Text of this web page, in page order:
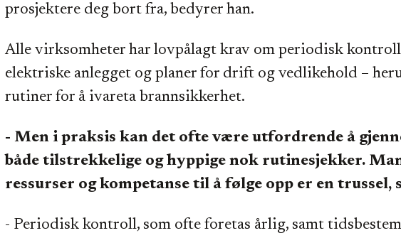
prosjektere deg bort fra, bedyrer han.
Alle virksomheter har lovpålagt krav om periodisk
elektriske anlegget og planer for drift og vedlikehold –
rutiner for å ivareta brannsikkerhet.
- Men i praksis kan det ofte være utfordrende å
både tilstrekkelige og hyppige nok rutinesjekker.
ressurser og kompetanse til å følge opp er en trussel,
- Periodisk kontroll, som ofte foretas årlig, samt